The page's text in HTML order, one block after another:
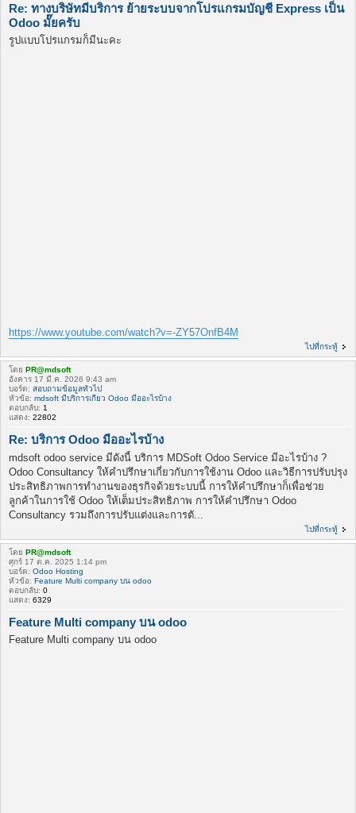
Re: ทางบริษัทมีบริการ ย้ายระบบจากโปรแกรมบัญชี Express เป็น
Odoo มั๊ยครับ
รูปแบบโปรแกรมก็มีนะคะ
https://www.youtube.com/watch?v=-ZY57OnfB4M
ไปที่กระทู้
โดย PR@mdsoft
อังคาร 17 มี.ค. 2026 9:43 am
บอร์ด: สอบถามข้อมูลทั่วไป
หัวข้อ: mdsoft มีบริการเกี่ยว Odoo มีออะไรบ้าง
ตอบกลับ: 1
แสดง: 22802
Re: บริการ Odoo มีออะไรบ้าง
mdsoft odoo service มีดังนี้ บริการ MDSoft Odoo Service มีอะไรบ้าง ?
Odoo Consultancy ให้คำปรึกษาเกี่ยวกับการใช้งาน Odoo และวิธีการปรับปรุง
ประสิทธิภาพการทำงานของธุรกิจด้วยระบบนี้ การให้คำปรึกษาก็เพื่อช่วย
ลูกค้าในการใช้ Odoo ให้เต็มประสิทธิภาพ การให้คำปรึกษา Odoo
Consultancy รวมถึงการปรับแต่งและการตั...
ไปที่กระทู้
โดย PR@mdsoft
ศุกร์ 17 ต.ค. 2025 1:14 pm
บอร์ด: Odoo Hosting
หัวข้อ: Feature Multi company บน odoo
ตอบกลับ: 0
แสดง: 6329
Feature Multi company บน odoo
Feature Multi company บน odoo